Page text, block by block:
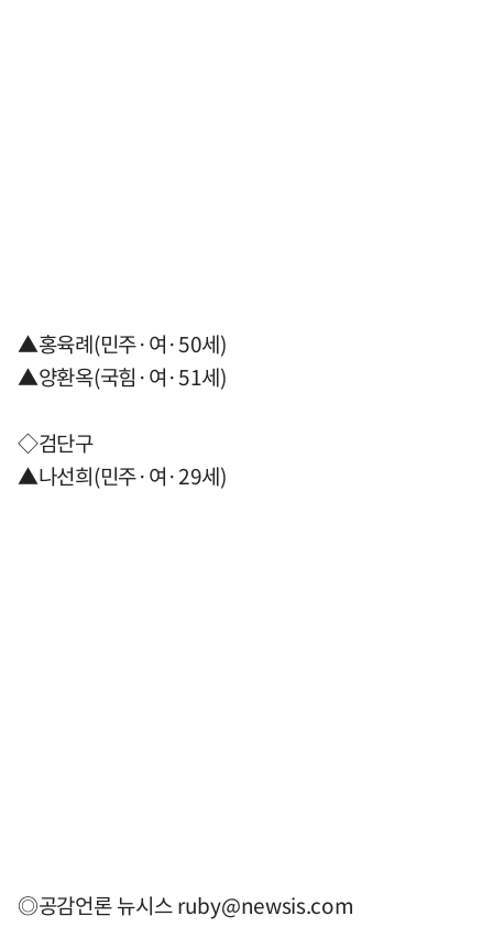
▲홍육례(민주·여·50세)
▲양환옥(국힘·여·51세)
◇검단구
▲나선희(민주·여·29세)
◎공감언론 뉴시스ruby@newsis.com